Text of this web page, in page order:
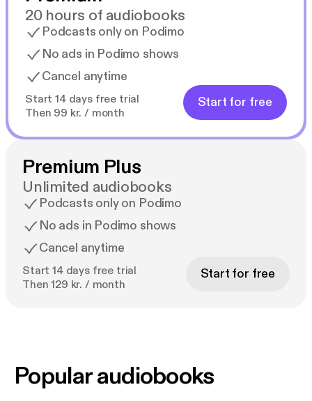
- Rebecca Kelly, forfatter til Monstrous Souls
"Balsamøren er endnu en uhyggelig og fængslende
fortælling fra Alison Belsham, forfatteren til den
højspændte Tatotyven. Lås alle døre og lad lyset
være tændt, for vi er igen i Brighton sammen med
Marni Mullins og kriminalkommissær Sullivan på jagt
efter en seriemorder med hang til mumificering og
er smukt skruet sammen og skrevet så medrivende,
at handlingen står lyslevende, så du vil sidde helt
ude på stolekanten til det allersidste." - Amy
McLellan, forfatter til Remember me
"En gribende seriemorderfortælling i højt tempo
med en række spor, der er lige så tæt
sammenvævede som strimlerne omkring mumien!" -
20 hours of audiobooks
Podcasts only on Podimo
No ads in Podimo shows
Cancel anytime
Start 14 days free trial
Then 99 kr. / month
Start for free
Premium Plus
Unlimited audiobooks
Podcasts only on Podimo
No ads in Podimo shows
Cancel anytime
Start 14 days free trial
Then 129 kr. / month
Start for free
Popular audiobooks